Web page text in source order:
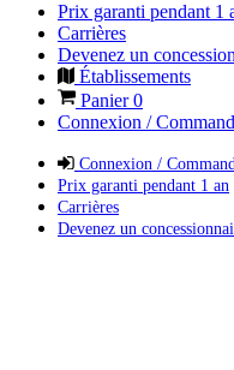
Prix garanti pendant 1
Carrières
Devenez un
Établissements
Panier0
Connexion /
Connexion /
Prix garanti pendant 1 an
Carrières
Devenez un